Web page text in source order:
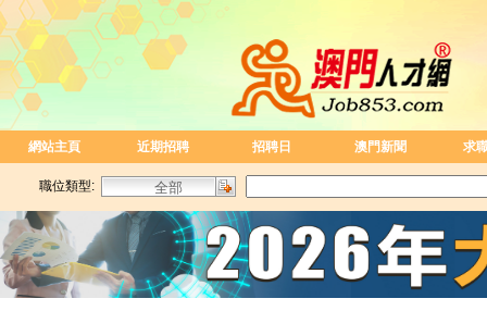
網站主頁 近期招聘 招聘日 澳門新聞 求
職位類型: